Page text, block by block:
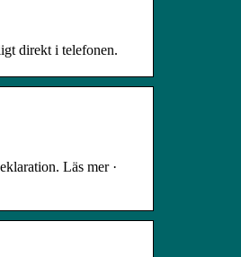
direkt i telefonen.
Läs mer ·